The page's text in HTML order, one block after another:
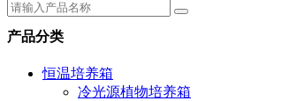
产品分类
恒温培养箱
冷光源植物培养箱